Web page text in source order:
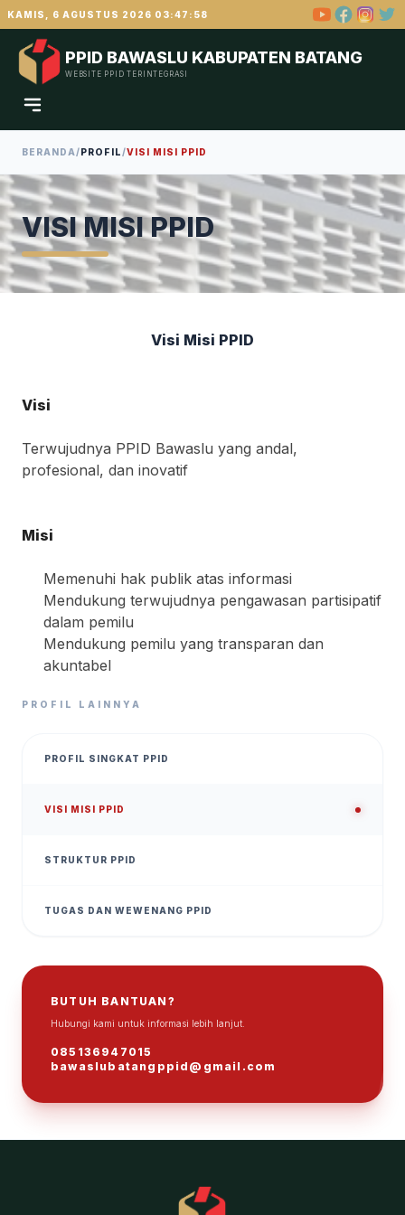
KAMIS, 6 AGUSTUS 2026 03:47:58
PPID BAWASLU KABUPATEN BATANG
WEBSITE PPID TERINTEGRASI
BERANDA/PROFIL/VISI MISI PPID
VISI MISI PPID
Visi Misi PPID
Visi
Terwujudnya PPID Bawaslu yang andal,
profesional, dan inovatif
Misi
Memenuhi hak publik atas informasi
Mendukung terwujudnya pengawasan partisipatif
dalam pemilu
Mendukung pemilu yang transparan dan
akuntabel
PROFIL LAINNYA
PROFIL SINGKAT PPID
VISI MISI PPID
STRUKTUR PPID
TUGAS DAN WEWENANG PPID
BUTUH BANTUAN?
Hubungi kami untuk informasi lebih lanjut.
085136947015
bawaslubatangppid@gmail.com